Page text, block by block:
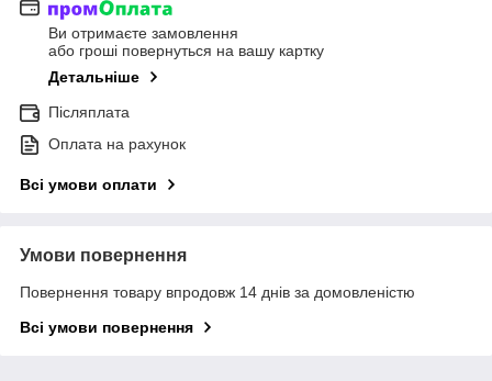
Ви отримаєте замовлення
або гроші повернуться на вашу картку
Детальніше
Післяплата
Оплата на рахунок
Всі умови оплати
Умови повернення
Повернення товару впродовж 14 днів за домовленістю
Всі умови повернення